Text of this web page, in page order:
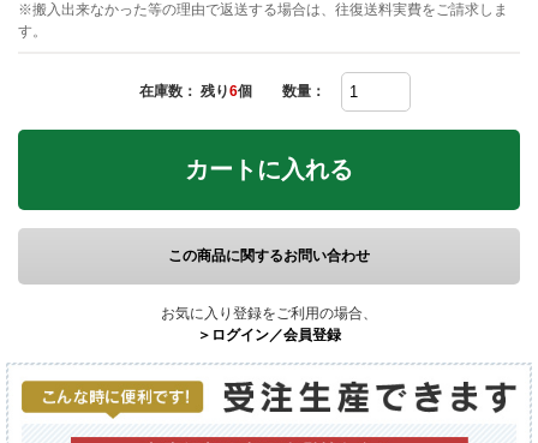
※搬入出来なかった等の理由で返送する場合は、往復送料実費をご請求しま
す。
在庫数： 残り6個 数量：
カートに入れる
この商品に関するお問い合わせ
お気に入り登録をご利用の場合、
＞ログイン／会員登録